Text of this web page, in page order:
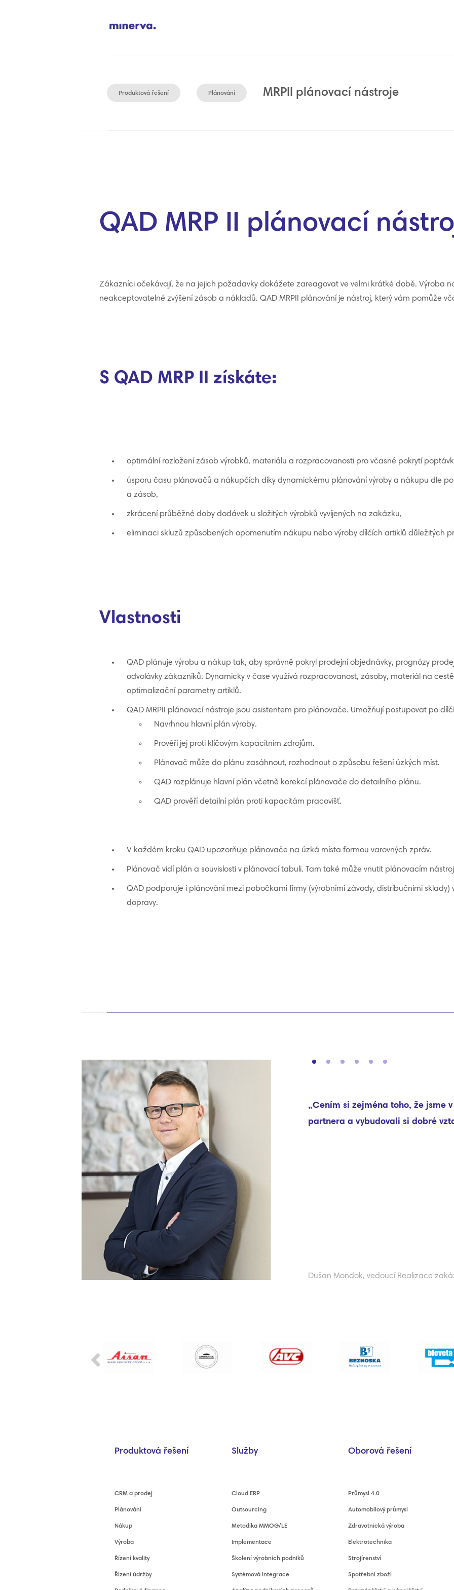
Produktová řešení Plánování MRPII plánovací nástroje
QAD MRP II plánovací
Zákazníci očekávají, že na jejich požadavky dokážete zareagovat ve velmi krátké době. Výroba
neakceptovatelné zvýšení zásob a nákladů. QAD MRPII plánování je nástroj, který vám pomůže
S QAD MRP II získáte:
optimální rozložení zásob výrobků, materiálu a rozpracovanosti pro včasné pokrytí
úsporu času plánovačů a nákupčích díky dynamickému plánování výroby a nákupu dle
a zásob,
zkrácení průběžné doby dodávek u složitých výrobků vyvíjených na zakázku,
eliminaci skluzů způsobených opomenutím nákupu nebo výroby dílčích artiklů důležitých
Vlastnosti
QAD plánuje výrobu a nákup tak, aby správně pokryl prodejní objednávky, prognózy
odvolávky zákazníků. Dynamicky v čase využívá rozpracovanost, zásoby, materiál na
optimalizační parametry artiklů.
QAD MRPII plánovací nástroje jsou asistentem pro plánovače. Umožňují postupovat po
Navrhnou hlavní plán výroby.
Prověří jej proti klíčovým kapacitním zdrojům.
Plánovač může do plánu zasáhnout, rozhodnout o způsobu řešení úzkých míst.
QAD rozplánuje hlavní plán včetně korekcí plánovače do detailního plánu.
QAD prověří detailní plán proti kapacitám pracovišť.
V každém kroku QAD upozorňuje plánovače na úzká místa formou varovných zpráv.
Plánovač vidí plán a souvislosti v plánovací tabuli. Tam také může vnutit plánovacím
QAD podporuje i plánování mezi pobočkami firmy (výrobními závody, distribučními
dopravy.
„Cením si zejména toho, že jsme v Minervě získali opravdového
partnera a vybudovali si dobré vztahy.“
Dušan Mondok, vedoucí Realizace zakázek, Siemens
Produktová řešení
CRM a prodej
Plánování
Nákup
Výroba
Řízení kvality
Řízení údržby
Služby
Cloud ERP
Outsourcing
Metodika MMOG/LE
Implementace
Školení výrobních podniků
Systémová integrace
Oborová řešení
Průmysl 4.0
Automobilový průmysl
Zdravotnická výroba
Elektrotechnika
Strojírenství
Spotřební zboží